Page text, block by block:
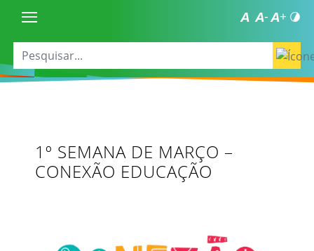
1º SEMANA DE MARÇO –
CONEXÃO EDUCAÇÃO